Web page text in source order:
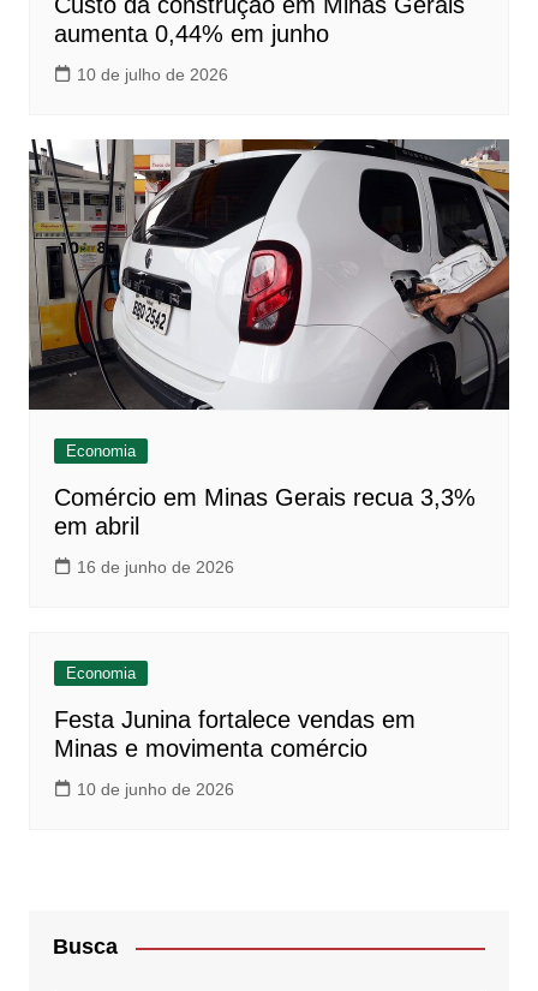
aumenta 0,44% em junho
10 de julho de 2026
Economia
Comércio em Minas Gerais recua 3,3%
em abril
16 de junho de 2026
Economia
Festa Junina fortalece vendas em
Minas e movimenta comércio
10 de junho de 2026
Busca